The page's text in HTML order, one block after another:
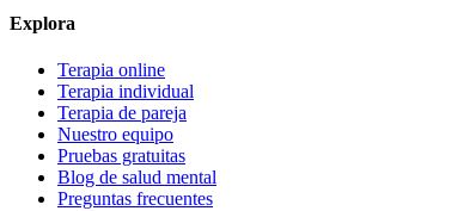
Explora
Terapia online
Terapia individual
Terapia de pareja
Nuestro equipo
Pruebas gratuitas
Blog de salud mental
Preguntas frecuentes